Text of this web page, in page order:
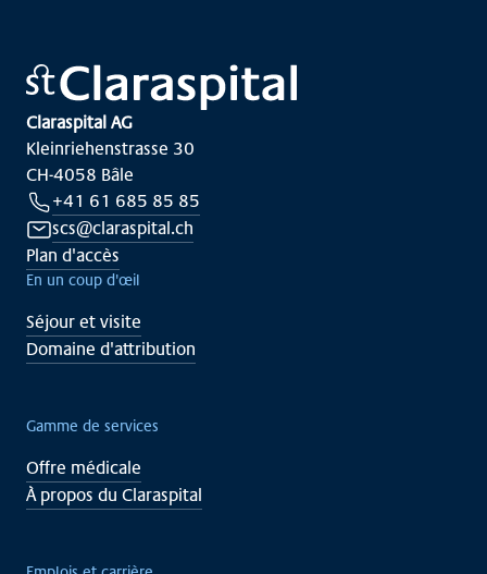
Claraspital AG
Kleinriehenstrasse 30
CH-4058 Bâle
+41 61 685 85 85
scs@claraspital.ch
Plan d'accès
En un coup d'œil
Séjour et visite
Domaine d'attribution
Gamme de services
Offre médicale
À propos du Claraspital